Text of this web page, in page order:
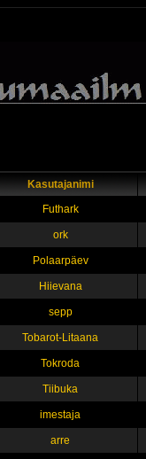
Kasutajanimi
Futhark
ork
Polaarpäev
Hiievana
sepp
Tobarot-Litaana
Tokroda
Tiibuka
imestaja
arre